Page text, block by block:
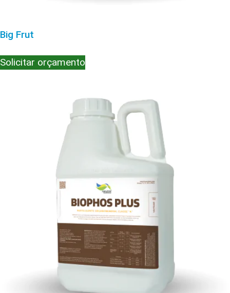
Big Frut
Solicitar orçamento